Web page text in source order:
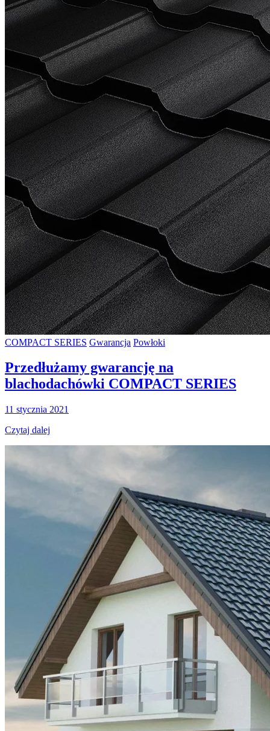
COMPACT SERIES Gwarancja Powłoki
Przedłużamy gwarancję na
blachodachówki COMPACT SERIES
11 stycznia 2021
Czytaj dalej